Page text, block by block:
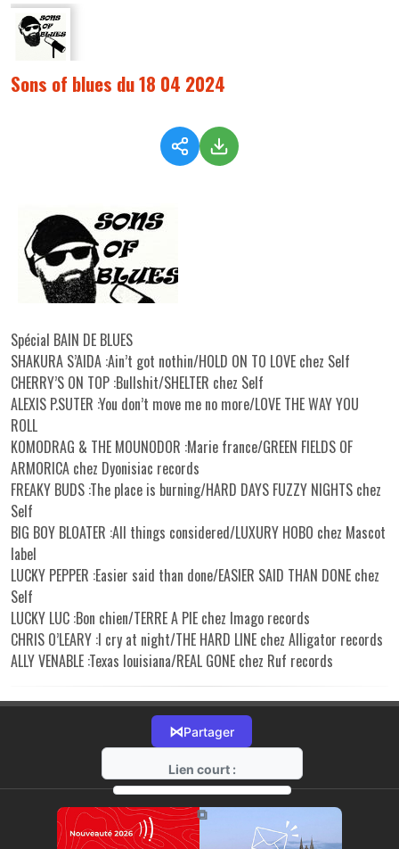
Sons of blues du 18 04 2024
Spécial BAIN DE BLUES
SHAKURA S’AIDA :Ain’t got nothin/HOLD ON TO LOVE chez Self
CHERRY’S ON TOP :Bullshit/SHELTER chez Self
ALEXIS P.SUTER :You don’t move me no more/LOVE THE WAY YOU
ROLL
KOMODRAG & THE MOUNODOR :Marie france/GREEN FIELDS OF
ARMORICA chez Dyonisiac records
FREAKY BUDS :The place is burning/HARD DAYS FUZZY NIGHTS chez
Self
BIG BOY BLOATER :All things considered/LUXURY HOBO chez Mascot
label
LUCKY PEPPER :Easier said than done/EASIER SAID THAN DONE chez
Self
LUCKY LUC :Bon chien/TERRE A PIE chez Imago records
CHRIS O’LEARY :I cry at night/THE HARD LINE chez Alligator records
ALLY VENABLE :Texas louisiana/REAL GONE chez Ruf records
⋈Partager
Lien court :
https://radio-g.fr?14473
⧉